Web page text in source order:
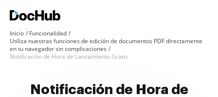
Inicio
Funcionalidad
Utiliza nuestras funciones de edición de documentos PDF directamente
en tu navegador sin complicaciones
Notificación de Hora de Lanzamiento Gratis
Notificación de Hora de